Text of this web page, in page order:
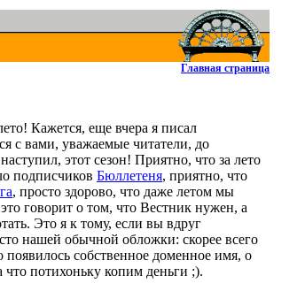
Главная страница
Кажется, еще вчера я писал
с вами, уважаемые читатели, до
этот сезон! Приятно, что за лето
подписчиков Бюллетеня, приятно, что
, просто здорово, что даже летом мы
говорит о том, что Вестник нужен, а
Это я к тому, если вы вдруг
нашей обычной обложки: скорее всего
появилось собственное доменное имя, о
потихоньку копим деньги ;).